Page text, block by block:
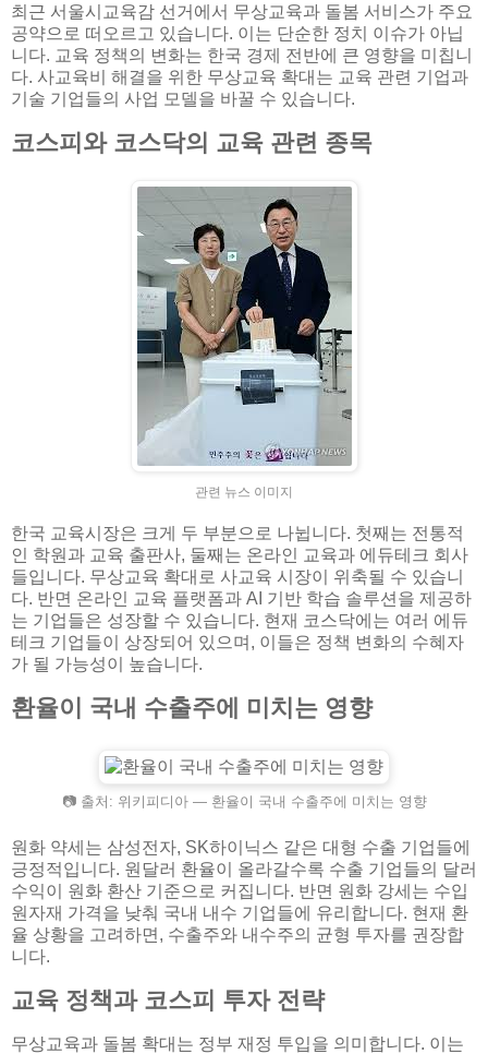
최근 서울시교육감 선거에서 무상교육과 돌봄 서비스가 주요
공약으로 떠오르고 있습니다. 이는 단순한 정치 이슈가 아닙
니다. 교육 정책의 변화는 한국 경제 전반에 큰 영향을 미칩니
다. 사교육비 해결을 위한 무상교육 확대는 교육 관련 기업과
기술 기업들의 사업 모델을 바꿀 수 있습니다.
코스피와 코스닥의 교육 관련 종목
관련 뉴스 이미지
한국 교육시장은 크게 두 부분으로 나뉩니다. 첫째는 전통적
인 학원과 교육 출판사, 둘째는 온라인 교육과 에듀테크 회사
들입니다. 무상교육 확대로 사교육 시장이 위축될 수 있습니
다. 반면 온라인 교육 플랫폼과 AI 기반 학습 솔루션을 제공하
는 기업들은 성장할 수 있습니다. 현재 코스닥에는 여러 에듀
테크 기업들이 상장되어 있으며, 이들은 정책 변화의 수혜자
가 될 가능성이 높습니다.
환율이 국내 수출주에 미치는 영향
📷 출처: 위키피디아 — 환율이 국내 수출주에 미치는 영향
원화 약세는 삼성전자, SK하이닉스 같은 대형 수출 기업들에
긍정적입니다. 원달러 환율이 올라갈수록 수출 기업들의 달러
수익이 원화 환산 기준으로 커집니다. 반면 원화 강세는 수입
원자재 가격을 낮춰 국내 내수 기업들에 유리합니다. 현재 환
율 상황을 고려하면, 수출주와 내수주의 균형 투자를 권장합
니다.
교육 정책과 코스피 투자 전략
무상교육과 돌봄 확대는 정부 재정 투입을 의미합니다. 이는